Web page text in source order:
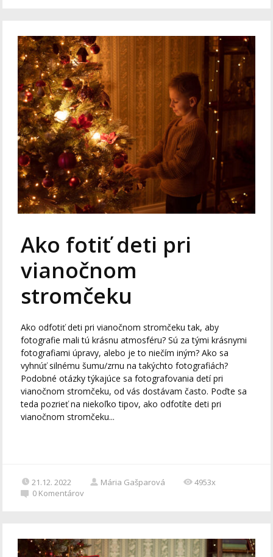
Ako fotiť deti pri
vianočnom
stromčeku
Ako odfotiť deti pri vianočnom stromčeku tak, aby
fotografie mali tú krásnu atmosféru? Sú za tými krásnymi
fotografiami úpravy, alebo je to niečím iným? Ako sa
vyhnúť silnému šumu/zrnu na takýchto fotografiách?
Podobné otázky týkajúce sa fotografovania detí pri
vianočnom stromčeku, od vás dostávam často. Poďte sa
teda pozrieť na niekoľko tipov, ako odfotíte deti pri
vianočnom stromčeku...
21.12. 2022 Mária Gašparová
4953x
0 Komentárov